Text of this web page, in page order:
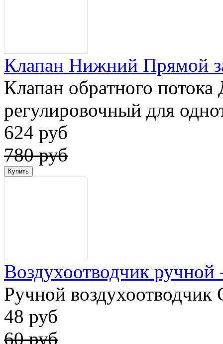
Клапан Нижний Прямой
Клапан обратного
регулировочный для
624 руб
780 руб
Воздухоотводчик
Ручной
48 руб
60 руб